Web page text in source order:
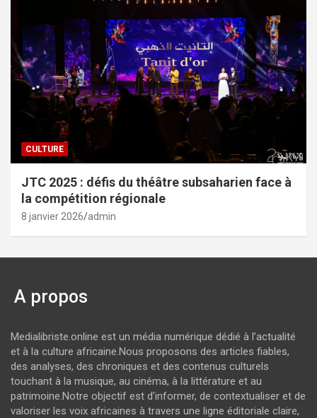
CULTURE
JTC 2025 : défis du théâtre subsaharien face à
la compétition régionale
8 janvier 2026 admin
A propos
Medialibriste.online est un média numérique dédié à l’actualité
et à la culture africaine.Nous proposons des articles fiables,
des analyses, des chroniques et des contenus culturels
touchant à la musique, au cinéma, à la littérature et au
patrimoine.Notre objectif est d’informer, de contextualiser et de
valoriser les voix africaines à travers une ligne éditoriale claire,